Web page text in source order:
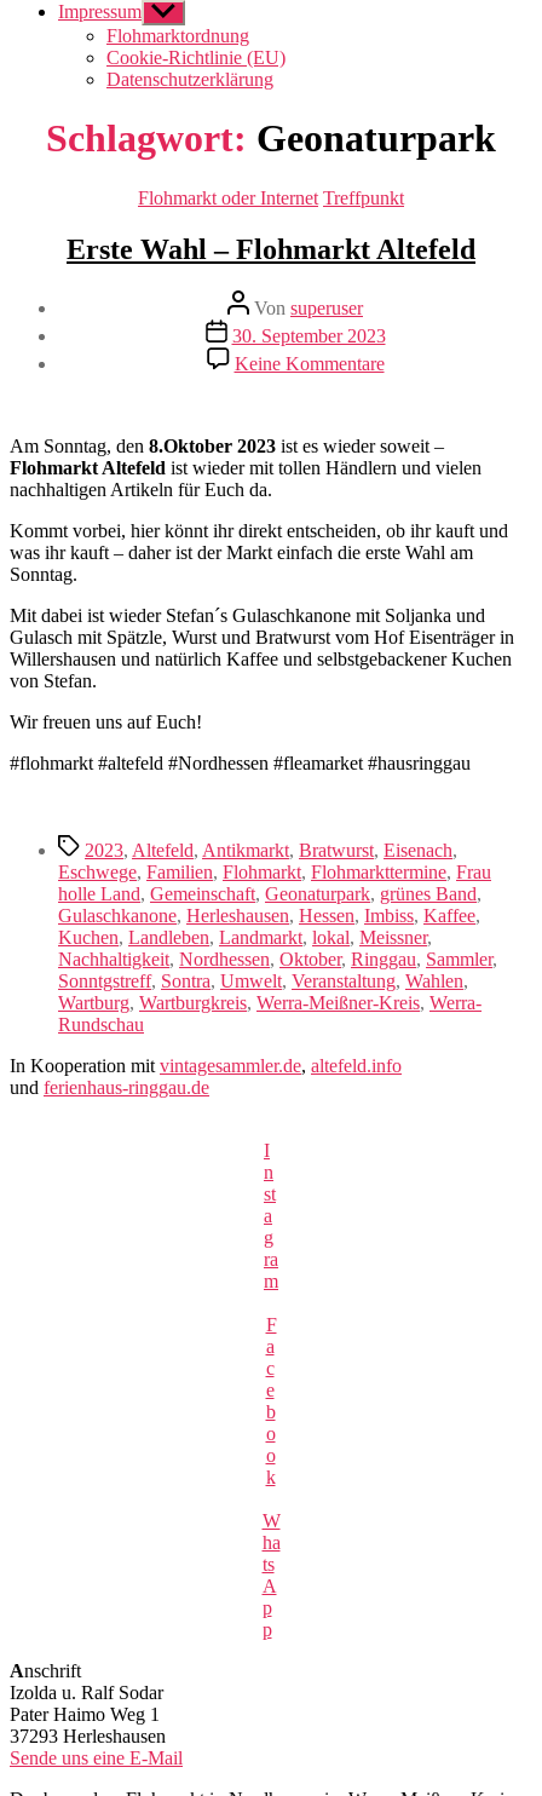
Impressum Untermenü
anzeigen
Flohmarktordnung
Cookie-Richtlinie (EU)
Datenschutzerklärung
Schlagwort: Geonaturpark
Kategorien
Flohmarkt oder Internet Treffpunkt
Erste Wahl – Flohmarkt Altefeld
Beitragsautor
Von superuser
Veröffentlichungsdatum
30. September 2023
Keine Kommentarezu
Erste
Flohmarkt
Altefeld
Am Sonntag, den 8.Oktober 2023 ist es wieder soweit –
Flohmarkt Altefeld ist wieder mit tollen Händlern und vielen
nachhaltigen Artikeln für Euch da.
Kommt vorbei, hier könnt ihr direkt entscheiden, ob ihr kauft und
was ihr kauft – daher ist der Markt einfach die erste Wahl am
Sonntag.
Mit dabei ist wieder Stefan´s Gulaschkanone mit Soljanka und
Gulasch mit Spätzle, Wurst und Bratwurst vom Hof Eisenträger in
Willershausen und natürlich Kaffee und selbstgebackener Kuchen
von Stefan.
Wir freuen uns auf Euch!
#flohmarkt #altefeld #Nordhessen #fleamarket #hausringgau
Schlagwörter
2023, Altefeld, Antikmarkt, Bratwurst, Eisenach,
Eschwege, Familien, Flohmarkt, Flohmarkttermine, Frau
holle Land, Gemeinschaft, Geonaturpark, grünes Band,
Gulaschkanone, Herleshausen, Hessen, Imbiss, Kaffee,
Kuchen, Landleben, Landmarkt, lokal, Meissner,
Nachhaltigkeit, Nordhessen, Oktober, Ringgau, Sammler,
Sonntgstreff, Sontra, Umwelt, Veranstaltung, Wahlen,
Wartburg, Wartburgkreis, Werra-Meißner-Kreis, Werra-
Rundschau
In Kooperation mit vintagesammler.de, altefeld.info
und ferienhaus-ringgau.de
I
n
st
a
g
ra
m
F
a
c
e
b
o
o
k
W
ha
ts
A
p
p
Anschrift
Izolda u. Ralf Sodar
Pater Haimo Weg 1
37293 Herleshausen
Sende uns eine E-Mail